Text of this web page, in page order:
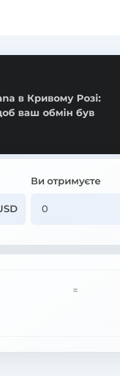
в Кривому Розі:
ваш обмін був
Ви отримуєте
=